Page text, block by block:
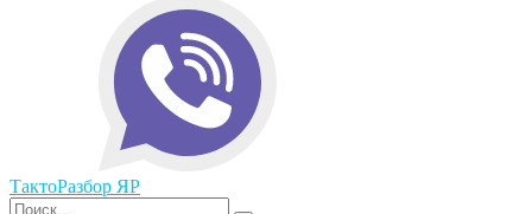
ТактоРазбор ЯР